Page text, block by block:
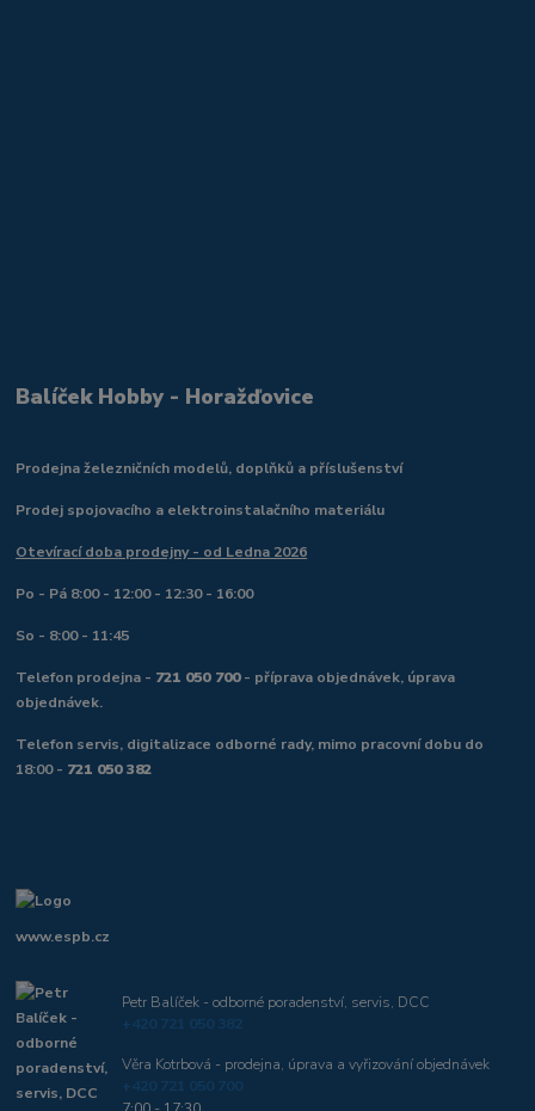
Balíček Hobby - Horažďovice
Prodejna železničních modelů, doplňků a příslušenství
Prodej spojovacího a elektroinstalačního materiálu
Otevírací doba prodejny - od Ledna 2026
Po - Pá 8:00 - 12:00 - 12:30 - 16:00
So - 8:00 - 11:45
Telefon prodejna - 721 050 700- příprava objednávek, úprava
objednávek.
Telefon servis, digitalizace odborné rady, mimo pracovní dobu do
18:00 - 721 050 382
www.espb.cz
Petr Balíček - odborné poradenství, servis, DCC
+420 721 050 382
Věra Kotrbová - prodejna, úprava a vyřizování objednávek
+420 721 050 700